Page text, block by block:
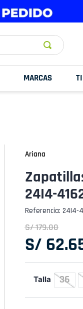
MARCAS
Ariana
24I4-
Referencia: 24I4-
S/179.00
S/ 62.
Talla 36